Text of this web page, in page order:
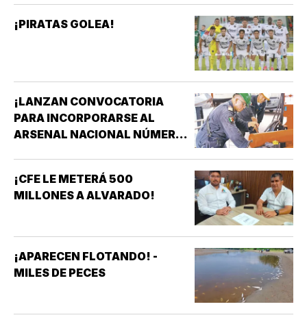
¡PIRATAS GOLEA!
¡LANZAN CONVOCATORIA
PARA INCORPORARSE AL
ARSENAL NACIONAL NÚMERO
¡CFE LE METERÁ 500
MILLONES A ALVARADO!
¡APARECEN FLOTANDO! -
MILES DE PECES